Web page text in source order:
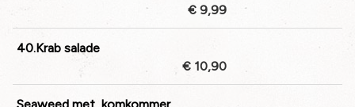
€ 9,99
40.Krab salade
€ 10,90